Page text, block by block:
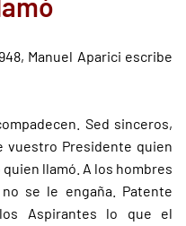
Manuel Aparici escribe
Sed sinceros,
vuestro Presidente quien
llamó. A los hombres
se le engaña. Patente
Aspirantes lo que el